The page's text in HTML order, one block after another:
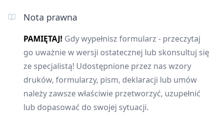
Nota prawna
PAMIĘTAJ! Gdy wypełnisz formularz - przeczytaj
go uważnie w wersji ostatecznej lub skonsultuj się
ze specjalistą! Udostępnione przez nas wzory
druków, formularzy, pism, deklaracji lub umów
należy zawsze właściwie przetworzyć, uzupełnić
lub dopasować do swojej sytuacji.